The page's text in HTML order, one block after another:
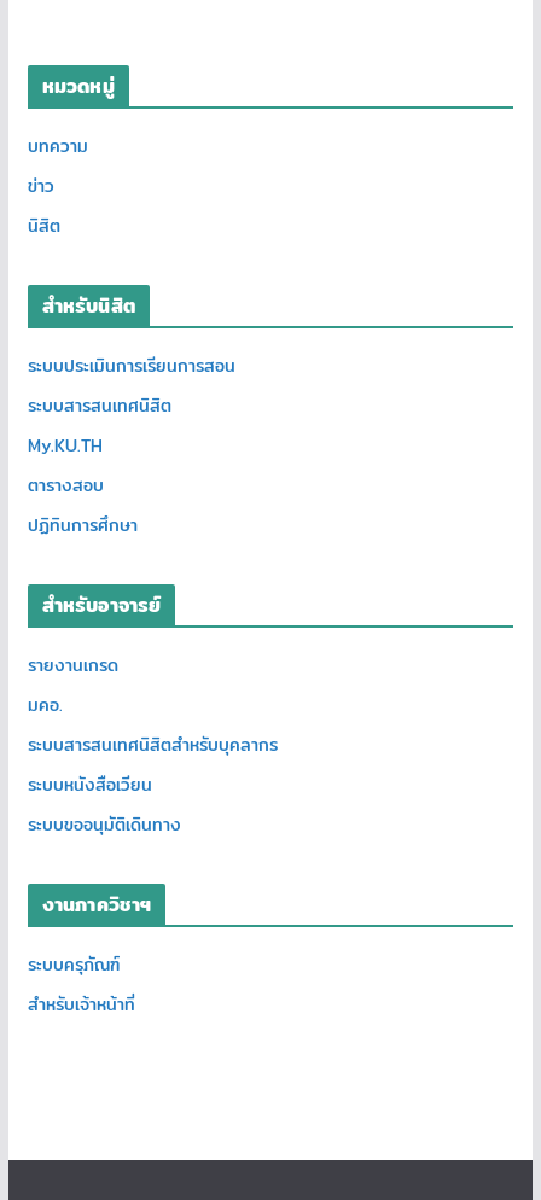
หมวดหมู่
บทความ
ข่าว
นิสิต
สำหรับนิสิต
ระบบประเมินการเรียนการสอน
ระบบสารสนเทศนิสิต
My.KU.TH
ตารางสอบ
ปฏิทินการศึกษา
สำหรับอาจารย์
รายงานเกรด
มคอ.
ระบบสารสนเทศนิสิตสำหรับบุคลากร
ระบบหนังสือเวียน
ระบบขออนุมัติเดินทาง
งานภาควิชาฯ
ระบบครุภัณฑ์
สำหรับเจ้าหน้าที่